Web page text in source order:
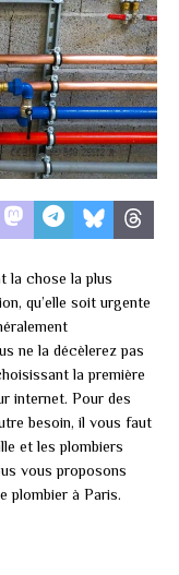
la chose la plus
qu’elle soit urgente
ne la décèlerez pas
la première
internet. Pour des
besoin, il vous faut
et les plombiers
vous proposons
plombier à Paris.